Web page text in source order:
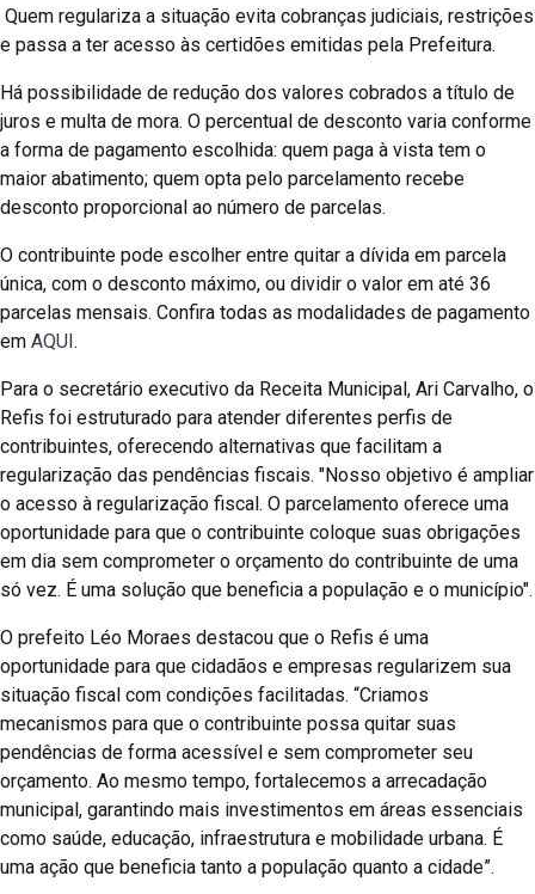
Quem regulariza a situação evita cobranças judiciais, restrições
e passa a ter acesso às certidões emitidas pela Prefeitura.
Há possibilidade de redução dos valores cobrados a título de
juros e multa de mora. O percentual de desconto varia conforme
a forma de pagamento escolhida: quem paga à vista tem o
maior abatimento; quem opta pelo parcelamento recebe
desconto proporcional ao número de parcelas.
O contribuinte pode escolher entre quitar a dívida em parcela
única, com o desconto máximo, ou dividir o valor em até 36
parcelas mensais. Confira todas as modalidades de pagamento
em AQUI.
Para o secretário executivo da Receita Municipal, Ari Carvalho, o
Refis foi estruturado para atender diferentes perfis de
contribuintes, oferecendo alternativas que facilitam a
regularização das pendências fiscais. "Nosso objetivo é ampliar
o acesso à regularização fiscal. O parcelamento oferece uma
oportunidade para que o contribuinte coloque suas obrigações
em dia sem comprometer o orçamento do contribuinte de uma
só vez. É uma solução que beneficia a população e o município".
O prefeito Léo Moraes destacou que o Refis é uma
oportunidade para que cidadãos e empresas regularizem sua
situação fiscal com condições facilitadas. “Criamos
mecanismos para que o contribuinte possa quitar suas
pendências de forma acessível e sem comprometer seu
orçamento. Ao mesmo tempo, fortalecemos a arrecadação
municipal, garantindo mais investimentos em áreas essenciais
como saúde, educação, infraestrutura e mobilidade urbana. É
uma ação que beneficia tanto a população quanto a cidade”.